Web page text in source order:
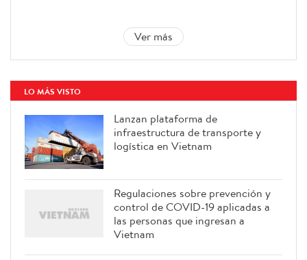
Ver más
LO MÁS VISTO
Lanzan plataforma de
infraestructura de transporte y
logística en Vietnam
Regulaciones sobre prevención y
control de COVID-19 aplicadas a
las personas que ingresan a
Vietnam